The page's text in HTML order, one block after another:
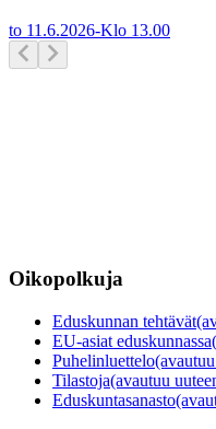
to 11.6.2026-Klo 13.00
Oikopolkuja
Eduskunnan tehtävät
EU-asiat eduskunnassa
Puhelinluettelo
Tilastoja(avautuu
Eduskuntasanasto